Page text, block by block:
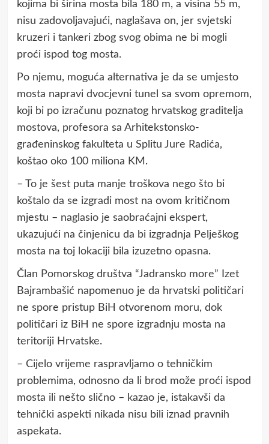
kojima bi širina mosta bila 180 m, a visina 55 m,
nisu zadovoljavajući, naglašava on, jer svjetski
kruzeri i tankeri zbog svog obima ne bi mogli
proći ispod tog mosta.
Po njemu, moguća alternativa je da se umjesto
mosta napravi dvocjevni tunel sa svom opremom,
koji bi po izračunu poznatog hrvatskog graditelja
mostova, profesora sa Arhitekstonsko-
građeninskog fakulteta u Splitu Jure Radića,
koštao oko 100 miliona KM.
– To je šest puta manje troškova nego što bi
koštalo da se izgradi most na ovom kritičnom
mjestu – naglasio je saobraćajni ekspert,
ukazujući na činjenicu da bi izgradnja Pelješkog
mosta na toj lokaciji bila izuzetno opasna.
Član Pomorskog društva “Jadransko more” Izet
Bajrambašić napomenuo je da hrvatski političari
ne spore pristup BiH otvorenom moru, dok
političari iz BiH ne spore izgradnju mosta na
teritoriji Hrvatske.
– Cijelo vrijeme raspravljamo o tehničkim
problemima, odnosno da li brod može proći ispod
mosta ili nešto slično – kazao je, istakavši da
tehnički aspekti nikada nisu bili iznad pravnih
aspekata.